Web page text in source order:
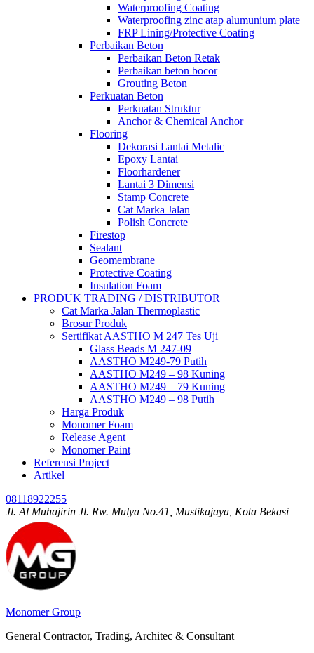
Waterproofing Coating
Waterproofing zinc atap alumunium plate
FRP Lining/Protective Coating
Perbaikan Beton
Perbaikan Beton Retak
Perbaikan beton bocor
Grouting Beton
Perkuatan Beton
Perkuatan Struktur
Anchor & Chemical Anchor
Flooring
Dekorasi Lantai Metalic
Epoxy Lantai
Floorhardener
Lantai 3 Dimensi
Stamp Concrete
Cat Marka Jalan
Polish Concrete
Firestop
Sealant
Geomembrane
Protective Coating
Insulation Foam
PRODUK TRADING / DISTRIBUTOR
Cat Marka Jalan Thermoplastic
Brosur Produk
Sertifikat AASTHO M 247 Tes Uji
Glass Beads M 247-09
AASTHO M249-79 Putih
AASTHO M249 – 98 Kuning
AASTHO M249 – 79 Kuning
AASTHO M249 – 98 Putih
Harga Produk
Monomer Foam
Release Agent
Monomer Paint
Referensi Project
Artikel
08118922255
Jl. Al Muhajirin Jl. Rw. Mulya No.41, Mustikajaya, Kota Bekasi
Monomer Group
General Contractor, Trading, Architec & Consultant